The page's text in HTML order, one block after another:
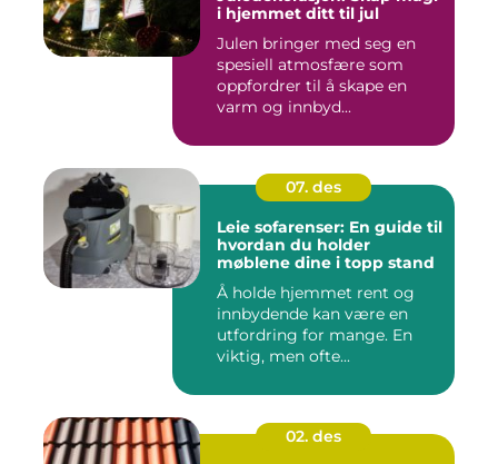
i hjemmet ditt til jul
Julen bringer med seg en
spesiell atmosfære som
oppfordrer til å skape en
varm og innbyd...
07. des
Leie sofarenser: En guide til
hvordan du holder
møblene dine i topp stand
Å holde hjemmet rent og
innbydende kan være en
utfordring for mange. En
viktig, men ofte...
02. des